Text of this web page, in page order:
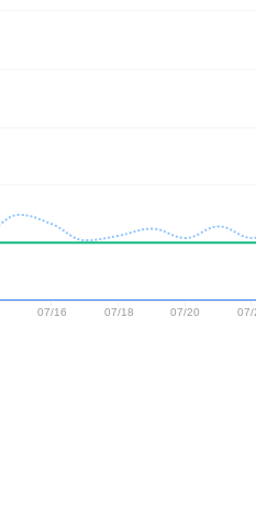
07/16 07/18 07/20 07/